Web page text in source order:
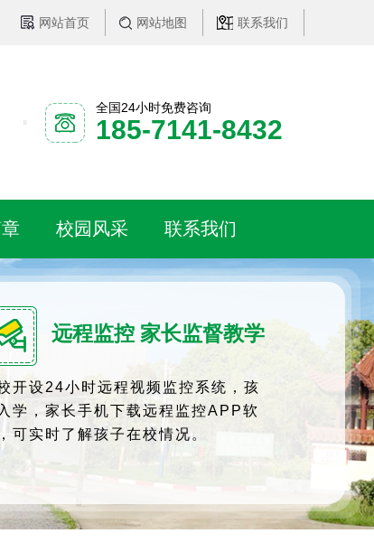
网站首页 网站地图 联系我们
全国24小时免费咨询
185-7141-8432
校园风采 联系我们
远程监控 家长监督教学
开设24小时远程视频监控系统，孩
学，家长手机下载远程监控APP软
可实时了解孩子在校情况。